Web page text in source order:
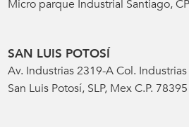
Micro parque Industrial Santiago,
SAN LUIS POTOSÍ
Av. Industrias 2319-A Col. Industrias
San Luis Potosí, SLP, Mex C.P. 78395